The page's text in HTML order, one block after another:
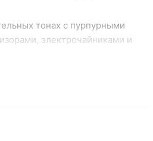
тонах с пурпурными
электрочайниками и